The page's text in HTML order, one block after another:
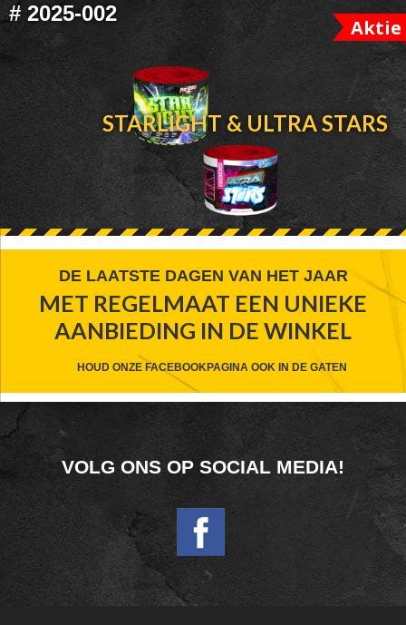
# 2025-002
Aktie
STARLIGHT & ULTRA STARS
FOOTER
WIDGET
HEADER
DE LAATSTE DAGEN VAN HET JAAR
MET REGELMAAT EEN UNIEKE
AANBIEDING IN DE WINKEL
HOUD ONZE FACEBOOKPAGINA OOK IN DE GATEN
FOOTER
WIDGET
HEADER
SOCIAL
VOLG ONS OP SOCIAL MEDIA!